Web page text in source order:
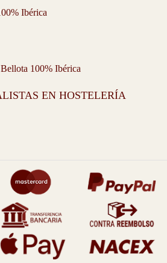
Ibérica
100% Ibérica
EN HOSTELERÍA